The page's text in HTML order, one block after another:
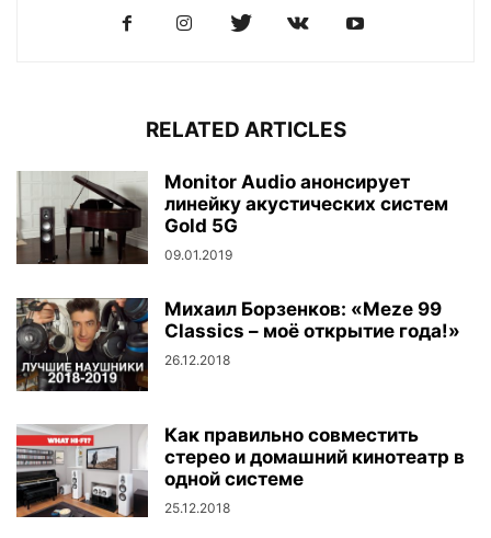
RELATED ARTICLES
Monitor Audio анонсирует
линейку акустических систем
Gold 5G
09.01.2019
Михаил Борзенков: «Meze 99
Classics – моё открытие года!»
26.12.2018
Как правильно совместить
стерео и домашний кинотеатр в
одной системе
25.12.2018